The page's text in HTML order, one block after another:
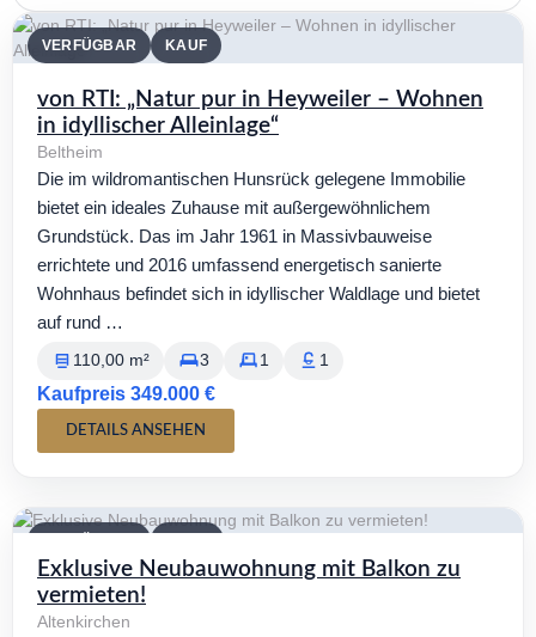
VERFÜGBAR KAUF
von RTI: „Natur pur in Heyweiler – Wohnen
in idyllischer Alleinlage“
Beltheim
Die im wildromantischen Hunsrück gelegene Immobilie
bietet ein ideales Zuhause mit außergewöhnlichem
Grundstück. Das im Jahr 1961 in Massivbauweise
errichtete und 2016 umfassend energetisch sanierte
Wohnhaus befindet sich in idyllischer Waldlage und bietet
auf rund …
110,00 m² 3 1 1
Kaufpreis 349.000 €
DETAILS ANSEHEN
Exklusive Neubauwohnung mit Balkon zu
vermieten!
Altenkirchen